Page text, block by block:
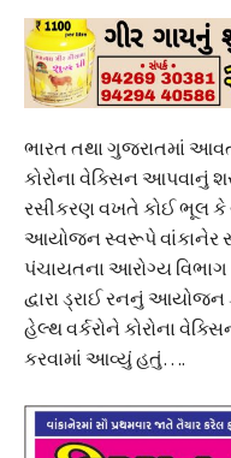
ભારત તથા ગુજરાતમાં
કોરોના વેક્સિન આપવાનું
રસીકરણ વખતે કોઈ ભૂલ કે
આયોજન સ્વરૂપે વાંકાનેર
પંચાયતના આરોગ્ય
દ્વારા ડ્રાઈ રનનું
હેલ્થ વર્કરોને કોરોના
કરવામાં આવ્યું હતું….